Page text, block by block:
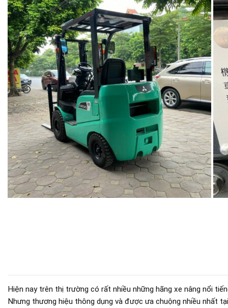
Hiện nay trên thị trường có rất nhiều những hãng xe nâng nổi
Nhưng thương hiệu thông dụng và được ưa chuộng nhiều nhất